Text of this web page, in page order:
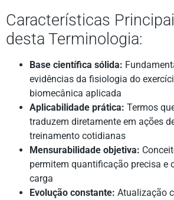
Características
desta Terminologia:
Base científica sólida:
evidências da fisiologia do
biomecânica aplicada
Aplicabilidade prática: Termos
traduzem diretamente em ações
treinamento cotidianas
Mensurabilidade objetiva:
permitem quantificação precisa e
carga
Evolução constante: Atualização